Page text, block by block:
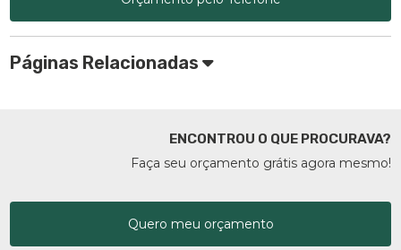
Páginas Relacionadas
ENCONTROU O QUE PROCURAVA?
Faça seu orçamento grátis agora mesmo!
Quero meu orçamento